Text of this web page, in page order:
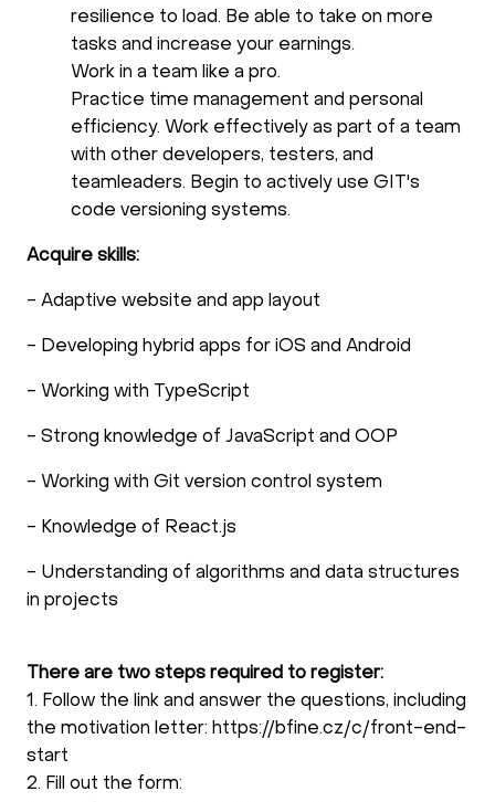
resilience to load. Be able to take on more
tasks and increase your earnings.
Work in a team like a pro.
Practice time management and personal
efficiency. Work effectively as part of a team
with other developers, testers, and
teamleaders. Begin to actively use GIT's
code versioning systems.
Acquire skills:
- Adaptive website and app layout
- Developing hybrid apps for iOS and Android
- Working with TypeScript
- Strong knowledge of JavaScript and OOP
- Working with Git version control system
- Knowledge of React.js
- Understanding of algorithms and data structures
in projects
There are two steps required to register:
1. Follow the link and answer the questions, including
the motivation letter: https://bfine.cz/c/front-end-
start
2. Fill out the form: